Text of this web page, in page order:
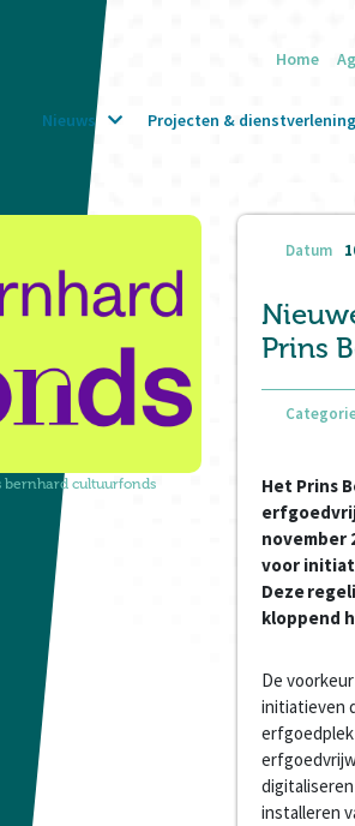
Home
Nieuws Projecten & dienstverlening
cultuurfonds
Datum
Prins
Het Prins
november
voor
Deze
kloppend
De
initiatieven
installeren